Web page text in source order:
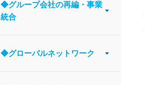
◆グループ会社の再編・事業
統合
◆グローバルネットワーク